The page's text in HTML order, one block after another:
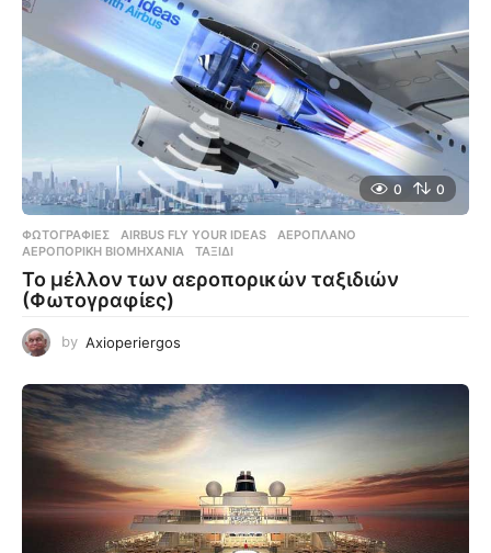
0 0
ΦΩΤΟΓΡΑΦΊΕΣ AIRBUS FLY YOUR IDEAS ,ΑΕΡΟΠΛΆΝΟ
ΑΕΡΟΠΟΡΙΚΉ ΒΙΟΜΗΧΑΝΊΑ
,ΤΑΞΊΔΙ
Το μέλλον των αεροπορικών ταξιδιών
(Φωτογραφίες)
by Axioperiergos